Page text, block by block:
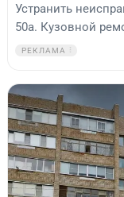
Устранить
50а. Кузовной
РЕКЛАМА